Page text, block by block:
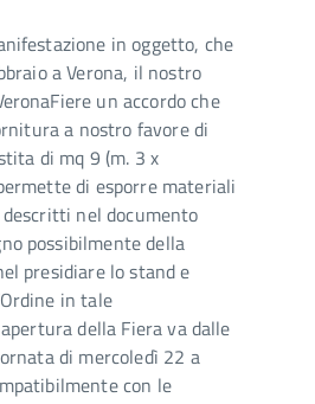
in oggetto, che
a Verona, il nostro
un accordo che
a nostro favore di
di mq 9 (m. 3 x
di esporre materiali
nel documento
possibilmente della
presidiare lo stand e
in tale
della Fiera va dalle
di mercoledì 22 a
con le